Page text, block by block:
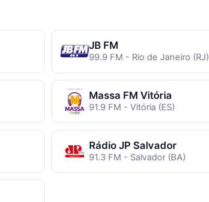
JB FM
99.9 FM - Rio de Janeiro (RJ)
Massa FM Vitória
91.9 FM - Vitória (ES)
Rádio JP Salvador
91.3 FM - Salvador (BA)